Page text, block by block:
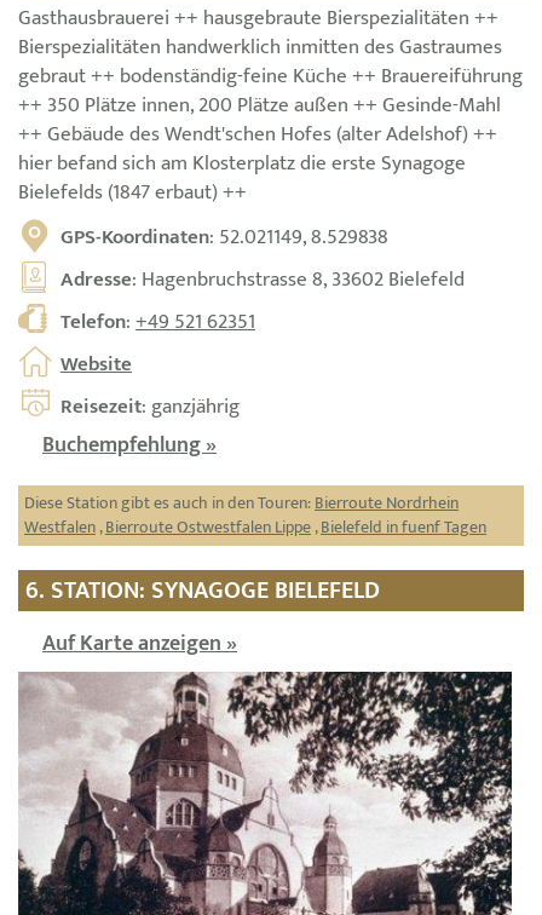
Gasthausbrauerei ++ hausgebraute Bierspezialitäten ++
Bierspezialitäten handwerklich inmitten des Gastraumes
gebraut ++ bodenständig-feine Küche ++ Brauereiführung
++ 350 Plätze innen, 200 Plätze außen ++ Gesinde-Mahl
++ Gebäude des Wendt'schen Hofes (alter Adelshof) ++
hier befand sich am Klosterplatz die erste Synagoge
Bielefelds (1847 erbaut) ++
GPS-Koordinaten: 52.021149, 8.529838
Adresse: Hagenbruchstrasse 8, 33602 Bielefeld
Telefon:+49 521 62351
Website
Reisezeit: ganzjährig
Buchempfehlung »
Diese Station gibt es auch in den Touren:Bierroute Nordrhein
Westfalen,Bierroute Ostwestfalen Lippe,Bielefeld in fuenf Tagen
6. STATION: SYNAGOGE BIELEFELD
Auf Karte anzeigen »